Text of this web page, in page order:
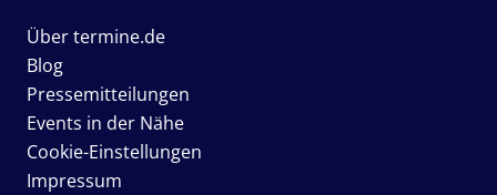
Über termine.de
Blog
Pressemitteilungen
Events in der Nähe
Cookie-Einstellungen
Impressum